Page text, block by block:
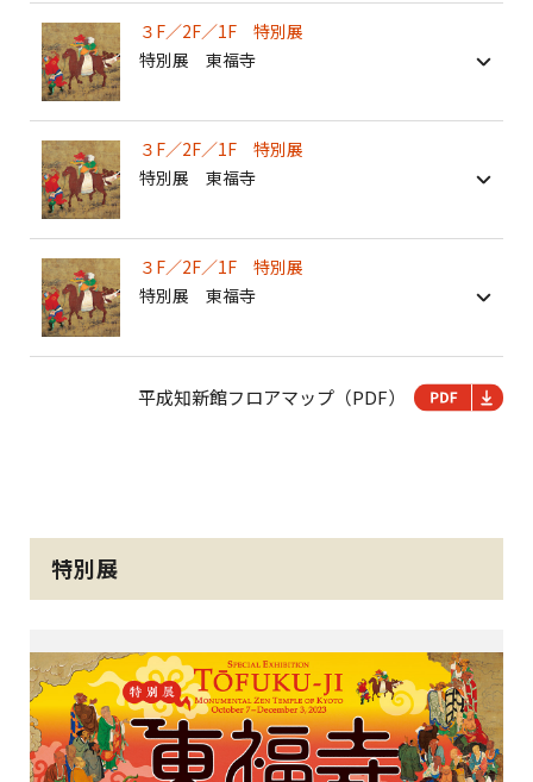
３F／2F／1F 特別展
特別展 東福寺
３F／2F／1F 特別展
特別展 東福寺
３F／2F／1F 特別展
特別展 東福寺
平成知新館フロアマップ（PDF）
特別展